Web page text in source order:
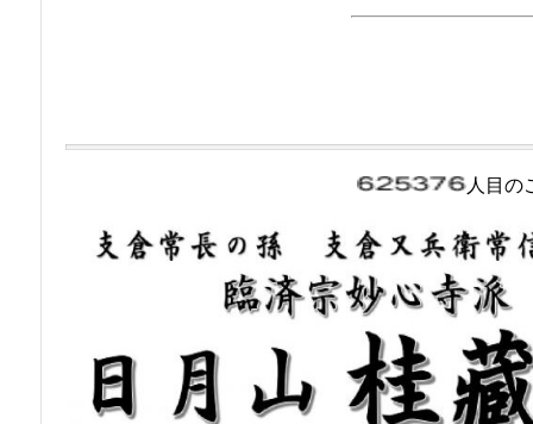
人目の